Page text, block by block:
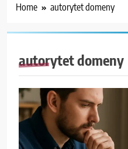
Home autorytet domeny
autorytet domeny